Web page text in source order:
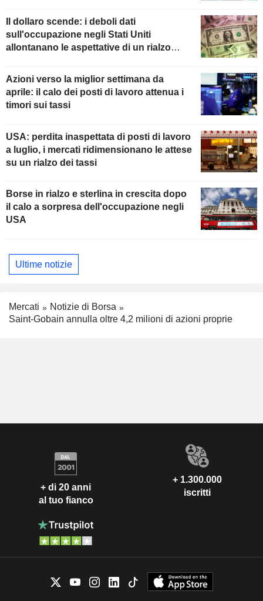
Il dollaro scende: i deboli dati
sull'occupazione negli Stati Uniti
allontanano le aspettative di un rialzo
Azioni verso la miglior settimana da
aprile: il calo dei posti di lavoro attenua i
timori sui tassi
USA: perdita inaspettata di posti di lavoro
a luglio, i mercati ridimensionano le attese
su un rialzo dei tassi
Borse in rialzo e sterlina in crescita dopo
il calo a sorpresa dell'occupazione negli
USA
Ultime notizie
Mercati
Notizie di Borsa
Saint-Gobain annulla oltre 4,2 milioni di azioni proprie
+ di 20 anni
al tuo fianco
+ 1.300.000
iscritti